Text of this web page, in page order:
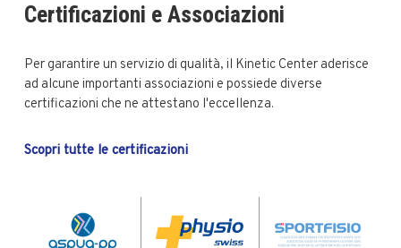
Certificazioni e Associazioni
Per garantire un servizio di qualità, il Kinetic Center aderisce
ad alcune importanti associazioni e possiede diverse
certificazioni che ne attestano l'eccellenza.
Scopri tutte le certificazioni